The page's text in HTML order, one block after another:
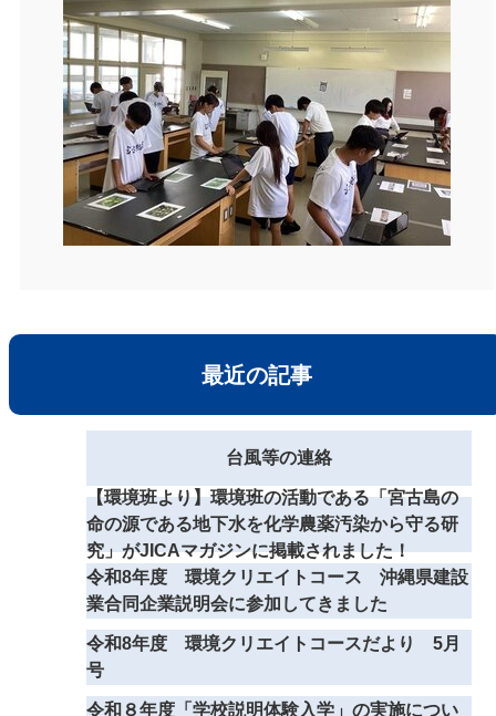
最近の記事
台風等の連絡
【環境班より】環境班の活動である「宮古島の
命の源である地下水を化学農薬汚染から守る研
究」がJICAマガジンに掲載されました！
令和8年度 環境クリエイトコース 沖縄県建設
業合同企業説明会に参加してきました
令和8年度 環境クリエイトコースだより 5月
号
令和８年度「学校説明体験入学」の実施につい